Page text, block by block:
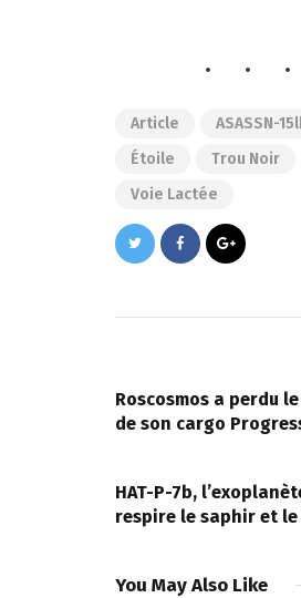
Article
ASASSN-
Étoile
Trou Noir
Voie Lactée
l’article
Roscosmos a perdu
de son cargo
HAT-P-7b,
respire le saphir et
You May Also Like